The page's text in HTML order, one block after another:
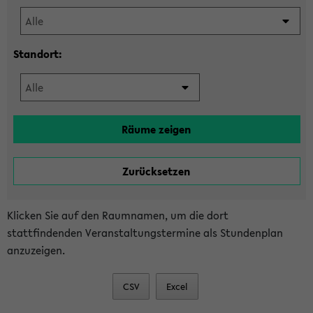
Standort:
Klicken Sie auf den Raumnamen, um die dort
stattfindenden Veranstaltungstermine als Stundenplan
anzuzeigen.
CSV Excel